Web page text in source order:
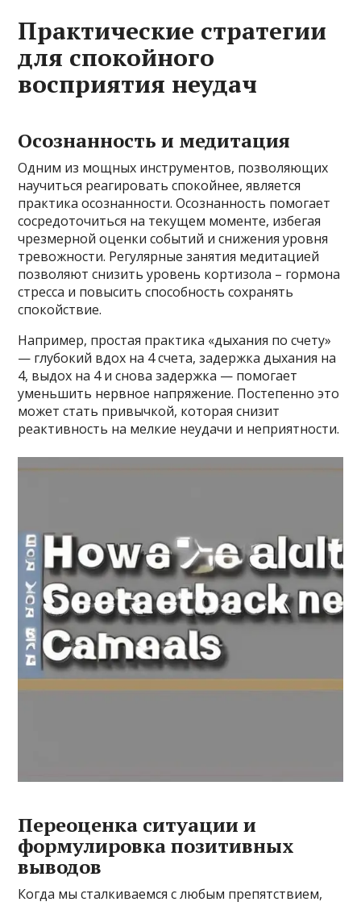
Практические стратегии
для спокойного
восприятия неудач
Осознанность и медитация
Одним из мощных инструментов, позволяющих
научиться реагировать спокойнее, является
практика осознанности. Осознанность помогает
сосредоточиться на текущем моменте, избегая
чрезмерной оценки событий и снижения уровня
тревожности. Регулярные занятия медитацией
позволяют снизить уровень кортизола – гормона
стресса и повысить способность сохранять
спокойствие.
Например, простая практика «дыхания по счету»
— глубокий вдох на 4 счета, задержка дыхания на
4, выдох на 4 и снова задержка — помогает
уменьшить нервное напряжение. Постепенно это
может стать привычкой, которая снизит
реактивность на мелкие неудачи и неприятности.
Переоценка ситуации и
формулировка позитивных
выводов
Когда мы сталкиваемся с любым препятствием,